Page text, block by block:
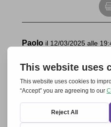
Paolo il 12/03/2025 alle
questa preghiera? Grazie
al momento una
settimane o mesi; ma vorrei
insieme ad altri, amici